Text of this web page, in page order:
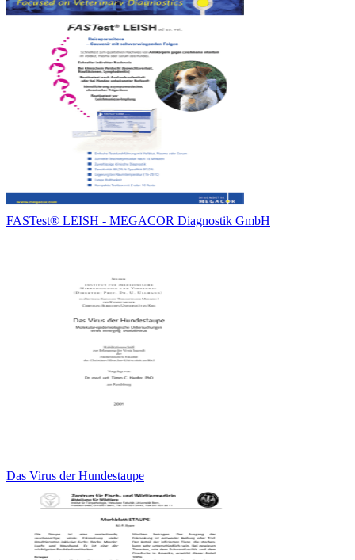
FASTest® LEISH - MEGACOR Diagnostik GmbH
Das Virus der Hundestaupe